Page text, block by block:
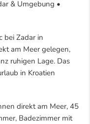
& Umgebung •
bei Zadar in
am Meer gelegen,
ruhigen Lage. Das
in Kroatien
direkt am Meer, 45
Badezimmer mit